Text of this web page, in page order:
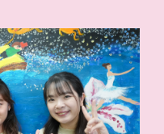
書
書
業發展課程「語文
導與特殊需要)
救證書
領導及特殊教育需